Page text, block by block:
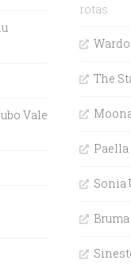
Vale
rotas
The
Paella
Sonia
Bruma